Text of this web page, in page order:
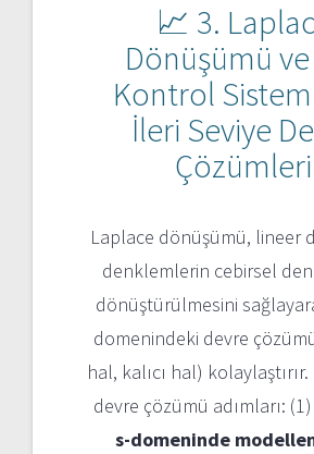
📈 3.
Dönüşümü ve
Kontrol
İleri Seviye
Çözümleri
Laplace dönüşümü, lineer
denklemlerin cebirsel
dönüştürülmesini
domenindeki devre
hal, kalıcı hal)
devre çözümü adımları: (1)
s-domeninde